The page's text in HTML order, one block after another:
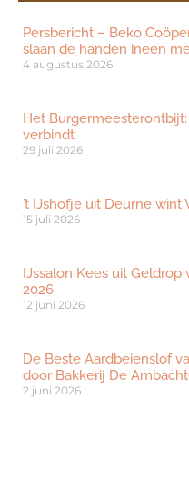
Persbericht – Beko
slaan de handen ineen
4 augustus 2026
Het
verbindt
29 juli 2026
’t IJshofje uit Deurne
15 juli 2026
IJssalon Kees uit
2026
12 juni 2026
De Beste Aardbeienslof
door Bakkerij De
2 juni 2026